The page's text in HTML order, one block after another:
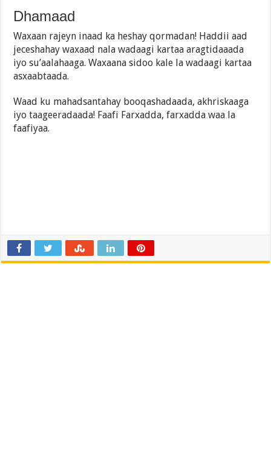
Dhamaad
Waxaan rajeyn inaad ka heshay qormadan! Haddii aad
jeceshahay waxaad nala wadaagi kartaa aragtidaaada
iyo su’aalahaaga. Waxaana sidoo kale la wadaagi kartaa
asxaabtaada.
Waad ku mahadsantahay booqashadaada, akhriskaaga
iyo taageeradaada! Faafi Farxadda, farxadda waa la
faafiyaa.